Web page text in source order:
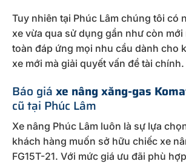
Tuy nhiên tại Phúc Lâm chúng tôi có
xe vừa qua sử dụng gần như còn
toàn đáp ứng mọi nhu cầu dành cho
xe mới mà giải quyết vấn đề tài chính.
Báo giá xe nâng xăng-gas
cũ tại Phúc Lâm
Xe nâng Phúc Lâm luôn là sự lựa
khách hàng muốn sở hữu chiếc xe
FG15T-21. Với mức giá ưu đãi phù